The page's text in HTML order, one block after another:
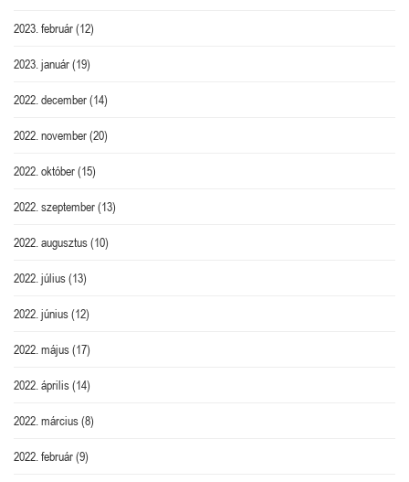
2023. február(12)
2023. január(19)
2022. december(14)
2022. november(20)
2022. október(15)
2022. szeptember(13)
2022. augusztus(10)
2022. július(13)
2022. június(12)
2022. május(17)
2022. április(14)
2022. március(8)
2022. február(9)